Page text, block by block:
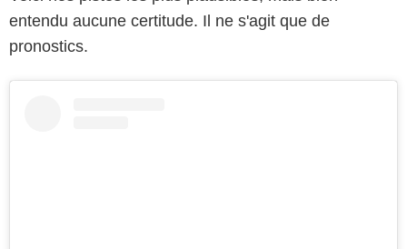
entendu aucune certitude. Il ne s'agit que de
pronostics.